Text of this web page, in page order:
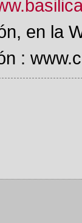
en la
: